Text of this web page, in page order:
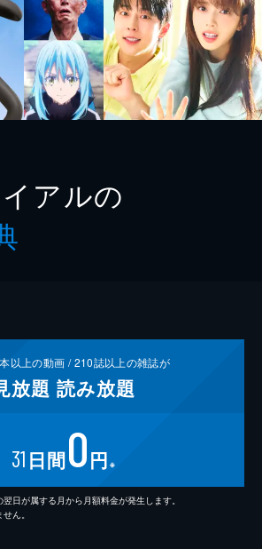
アルの
本以上の動画 /210誌以上の雑誌が
放題 読み放題
31 日間0円 ※
日が属する月から月額料金が発生します。
ん。